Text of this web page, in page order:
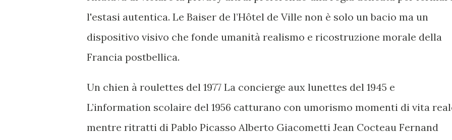
l'estasi autentica. Le Baiser de l’Hôtel de Ville non è solo un bacio ma un
dispositivo visivo che fonde umanità realismo e ricostruzione morale della
Francia postbellica.
Un chien à roulettes del 1977 La concierge aux lunettes del 1945 e
L’information scolaire del 1956 catturano con umorismo momenti di vita
mentre ritratti di Pablo Picasso Alberto Giacometti Jean Cocteau Fernand